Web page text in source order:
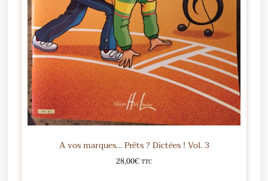
A vos marques… Prêts ? Dictées ! Vol. 3
28,00€TTC